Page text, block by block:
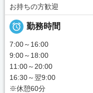
お持ちの方歓迎
 勤務時間
7:00～16:00
9:00～18:00
11:00～20:00
16:30～翌9:00
※休憩60分